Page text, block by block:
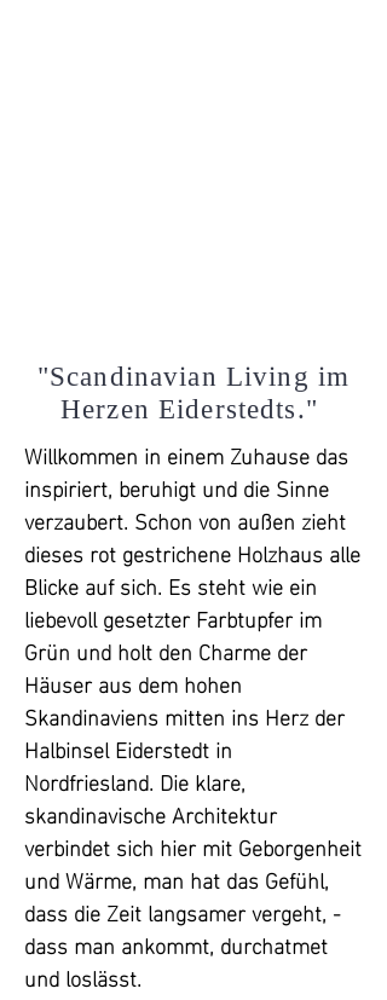
"Scandinavian Living im
Herzen Eiderstedts."
Willkommen in einem Zuhause das
inspiriert, beruhigt und die Sinne
verzaubert. Schon von außen zieht
dieses rot gestrichene Holzhaus alle
Blicke auf sich. Es steht wie ein
liebevoll gesetzter Farbtupfer im
Grün und holt den Charme der
Häuser aus dem hohen
Skandinaviens mitten ins Herz der
Halbinsel Eiderstedt in
Nordfriesland. Die klare,
skandinavische Architektur
verbindet sich hier mit Geborgenheit
und Wärme, man hat das Gefühl,
dass die Zeit langsamer vergeht, -
dass man ankommt, durchatmet
und loslässt.